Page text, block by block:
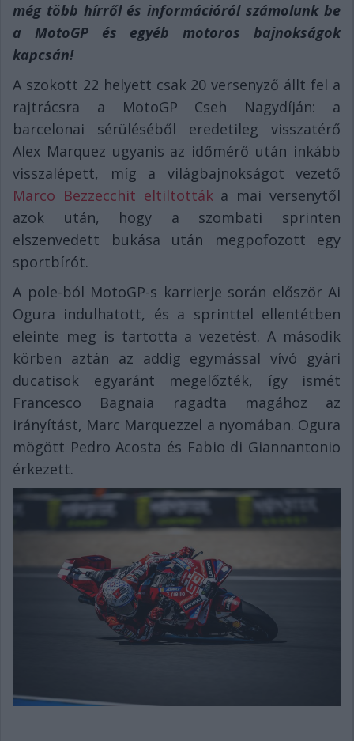
még több hírről és információról számolunk be
a MotoGP és egyéb motoros bajnokságok
kapcsán!
A szokott 22 helyett csak 20 versenyző állt fel a
rajtrácsra a MotoGP Cseh Nagydíján: a
barcelonai sérüléséből eredetileg visszatérő
Alex Marquez ugyanis az időmérő után inkább
visszalépett, míg a világbajnokságot vezető
Marco Bezzecchit eltiltottáka mai versenytől
azok után, hogy a szombati sprinten
elszenvedett bukása után megpofozott egy
sportbírót.
A pole-ból MotoGP-s karrierje során először Ai
Ogura indulhatott, és a sprinttel ellentétben
eleinte meg is tartotta a vezetést. A második
körben aztán az addig egymással vívó gyári
ducatisok egyaránt megelőzték, így ismét
Francesco Bagnaia ragadta magához az
irányítást, Marc Marquezzel a nyomában. Ogura
mögött Pedro Acosta és Fabio di Giannantonio
érkezett.